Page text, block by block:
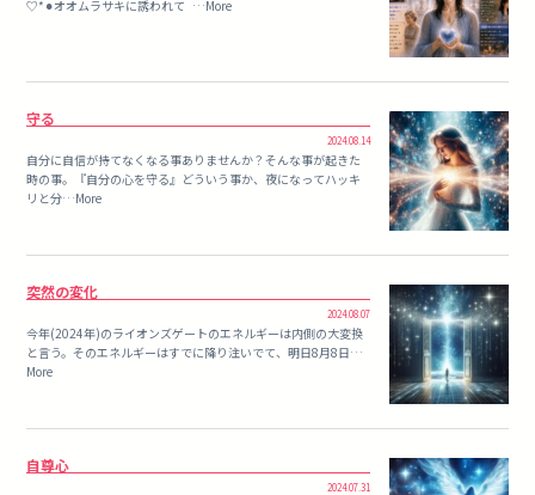
♡*⚫︎オオムラサキに誘われて …More
守る
2024.08.14
自分に自信が持てなくなる事ありませんか？そんな事が起きた
時の事。『自分の心を守る』どういう事か、夜になってハッキ
リと分…More
突然の変化
2024.08.07
今年(2024年)のライオンズゲートのエネルギーは内側の大変換
と言う。そのエネルギーはすでに降り注いでて、明日8月8日…
More
自尊心
2024.07.31